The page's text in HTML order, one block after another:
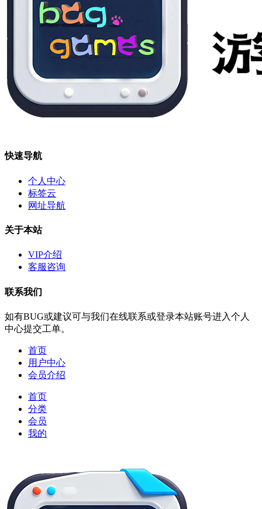
快速导航
个人中心
标签云
网址导航
关于本站
VIP介绍
客服咨询
联系我们
如有BUG或建议可与我们在线联系或登录本站账号进入个人
中心提交工单。
首页
用户中心
会员介绍
首页
分类
会员
我的